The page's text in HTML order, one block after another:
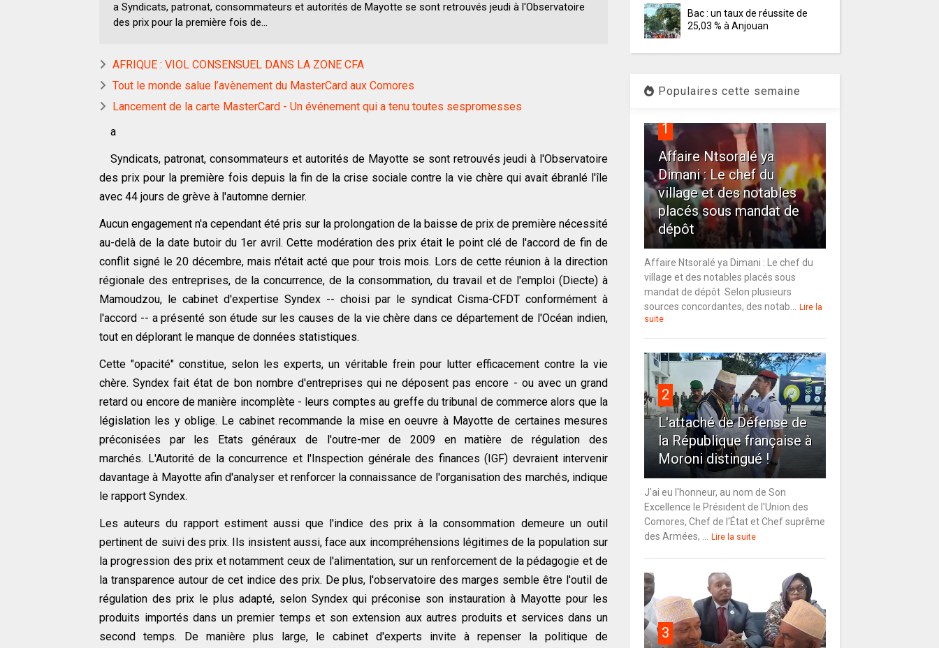
a Syndicats, patronat, consommateurs et autorités de Mayotte se sont retrouvés jeudi à l'Observatoire
des prix pour la première fois de...
AFRIQUE : VIOL CONSENSUEL DANS LA ZONE CFA
Tout le monde salue l’avènement du MasterCard aux Comores
Lancement de la carte MasterCard - Un événement qui a tenu toutes sespromesses
a
Syndicats, patronat, consommateurs et autorités de Mayotte se sont retrouvés jeudi à l'Observatoire
des prix pour la première fois depuis la fin de la crise sociale contre la vie chère qui avait ébranlé l'île
avec 44 jours de grève à l'automne dernier.
Aucun engagement n'a cependant été pris sur la prolongation de la baisse de prix de première nécessité
au-delà de la date butoir du 1er avril. Cette modération des prix était le point clé de l'accord de fin de
conflit signé le 20 décembre, mais n'était acté que pour trois mois. Lors de cette réunion à la direction
régionale des entreprises, de la concurrence, de la consommation, du travail et de l'emploi (Diecte) à
Mamoudzou, le cabinet d'expertise Syndex -- choisi par le syndicat Cisma-CFDT conformément à
l'accord -- a présenté son étude sur les causes de la vie chère dans ce département de l'Océan indien,
tout en déplorant le manque de données statistiques.
Cette "opacité" constitue, selon les experts, un véritable frein pour lutter efficacement contre la vie
chère. Syndex fait état de bon nombre d'entreprises qui ne déposent pas encore - ou avec un grand
retard ou encore de manière incomplète - leurs comptes au greffe du tribunal de commerce alors que la
législation les y oblige. Le cabinet recommande la mise en oeuvre à Mayotte de certaines mesures
préconisées par les Etats généraux de l'outre-mer de 2009 en matière de régulation des
marchés. L'Autorité de la concurrence et l'Inspection générale des finances (IGF) devraient intervenir
davantage à Mayotte afin d'analyser et renforcer la connaissance de l'organisation des marchés, indique
le rapport Syndex.
Les auteurs du rapport estiment aussi que l'indice des prix à la consommation demeure un outil
pertinent de suivi des prix. Ils insistent aussi, face aux incompréhensions légitimes de la population sur
la progression des prix et notamment ceux de l'alimentation, sur un renforcement de la pédagogie et de
la transparence autour de cet indice des prix. De plus, l'observatoire des marges semble être l'outil de
régulation des prix le plus adapté, selon Syndex qui préconise son instauration à Mayotte pour les
produits importés dans un premier temps et son extension aux autres produits et services dans un
second temps. De manière plus large, le cabinet d'experts invite à repenser la politique de
Bac : un taux de réussite de
25,03 % à Anjouan
Populaires cette semaine
1
Affaire Ntsoralé ya
Dimani : Le chef du
village et des notables
placés sous mandat de
dépôt
Affaire Ntsoralé ya Dimani : Le chef du
village et des notables placés sous
mandat de dépôt Selon plusieurs
sources concordantes, des notab...
Lire la
suite
2
L'attaché de Défense de
la République française à
Moroni distingué !
J'ai eu l'honneur, au nom de Son
Excellence le Président de l'Union des
Comores, Chef de l'État et Chef suprême
des Armées, ...
Lire la suite
3